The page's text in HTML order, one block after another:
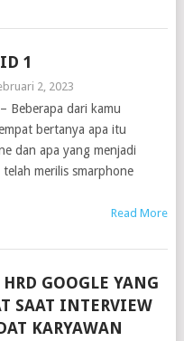
1
2, 2023
Beberapa dari kamu
bertanya apa itu
dan apa yang menjadi
merilis smarphone
Read More
GOOGLE YANG
SAAT INTERVIEW
KARYAWAN